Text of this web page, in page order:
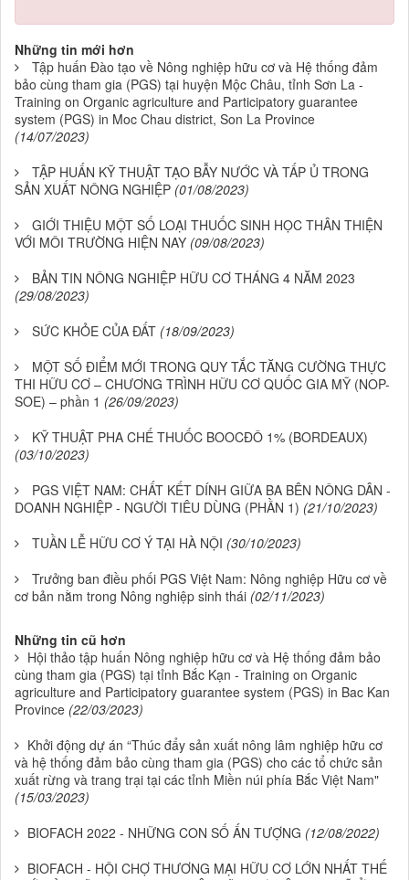
Những tin mới hơn
Tập huấn Đào tạo về Nông nghiệp hữu cơ và Hệ thống đảm
bảo cùng tham gia (PGS) tại huyện Mộc Châu, tỉnh Sơn La -
Training on Organic agriculture and Participatory guarantee
system (PGS) in Moc Chau district, Son La Province
(14/07/2023)
TẬP HUẤN KỸ THUẬT TẠO BẪY NƯỚC VÀ TẤP Ủ TRONG
SẢN XUẤT NÔNG NGHIỆP (01/08/2023)
GIỚI THIỆU MỘT SỐ LOẠI THUỐC SINH HỌC THÂN THIỆN
VỚI MÔI TRƯỜNG HIỆN NAY (09/08/2023)
BẢN TIN NÔNG NGHIỆP HỮU CƠ THÁNG 4 NĂM 2023
(29/08/2023)
SỨC KHỎE CỦA ĐẤT (18/09/2023)
MỘT SỐ ĐIỂM MỚI TRONG QUY TẮC TĂNG CƯỜNG THỰC
THI HỮU CƠ – CHƯƠNG TRÌNH HỮU CƠ QUỐC GIA MỸ (NOP-
SOE) – phần 1 (26/09/2023)
KỸ THUẬT PHA CHẾ THUỐC BOOCĐÔ 1% (BORDEAUX)
(03/10/2023)
PGS VIỆT NAM: CHẤT KẾT DÍNH GIỮA BA BÊN NÔNG DÂN -
DOANH NGHIỆP - NGƯỜI TIÊU DÙNG (PHẦN 1) (21/10/2023)
TUẦN LỄ HỮU CƠ Ý TẠI HÀ NỘI (30/10/2023)
Trưởng ban điều phối PGS Việt Nam: Nông nghiệp Hữu cơ về
cơ bản nằm trong Nông nghiệp sinh thái (02/11/2023)
Những tin cũ hơn
Hội thảo tập huấn Nông nghiệp hữu cơ và Hệ thống đảm bảo
cùng tham gia (PGS) tại tỉnh Bắc Kạn - Training on Organic
agriculture and Participatory guarantee system (PGS) in Bac Kan
Province (22/03/2023)
Khởi động dự án “Thúc đẩy sản xuất nông lâm nghiệp hữu cơ
và hệ thống đảm bảo cùng tham gia (PGS) cho các tổ chức sản
xuất rừng và trang trại tại các tỉnh Miền núi phía Bắc Việt Nam"
(15/03/2023)
BIOFACH 2022 - NHỮNG CON SỐ ẤN TƯỢNG (12/08/2022)
BIOFACH - HỘI CHỢ THƯƠNG MẠI HỮU CƠ LỚN NHẤT THẾ